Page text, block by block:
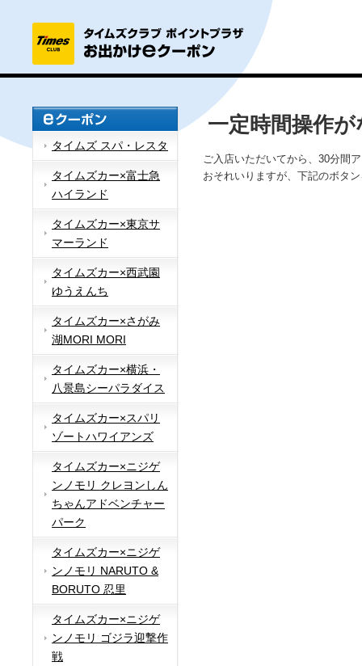
タイムズ スパ・レスタ
タイムズカー×富士急
ハイランド
タイムズカー×東京サ
マーランド
タイムズカー×西武園
ゆうえんち
タイムズカー×さがみ
湖MORI MORI
タイムズカー×横浜・
八景島シーパラダイス
タイムズカー×スパリ
ゾートハワイアンズ
タイムズカー×ニジゲ
ンノモリ クレヨンしん
ちゃんアドベンチャー
パーク
タイムズカー×ニジゲ
ンノモリ NARUTO &
BORUTO 忍里
タイムズカー×ニジゲ
ンノモリ ゴジラ迎撃作
戦
一定時間操作
ご入店いただいてから、30分間
おそれいりますが、下記のボタ